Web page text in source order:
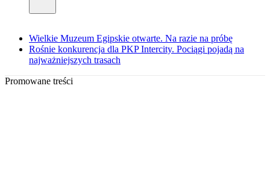
Wielkie Muzeum Egipskie otwarte. Na razie na próbę
Rośnie konkurencja dla PKP Intercity. Pociągi pojadą na
najważniejszych trasach
Promowane treści